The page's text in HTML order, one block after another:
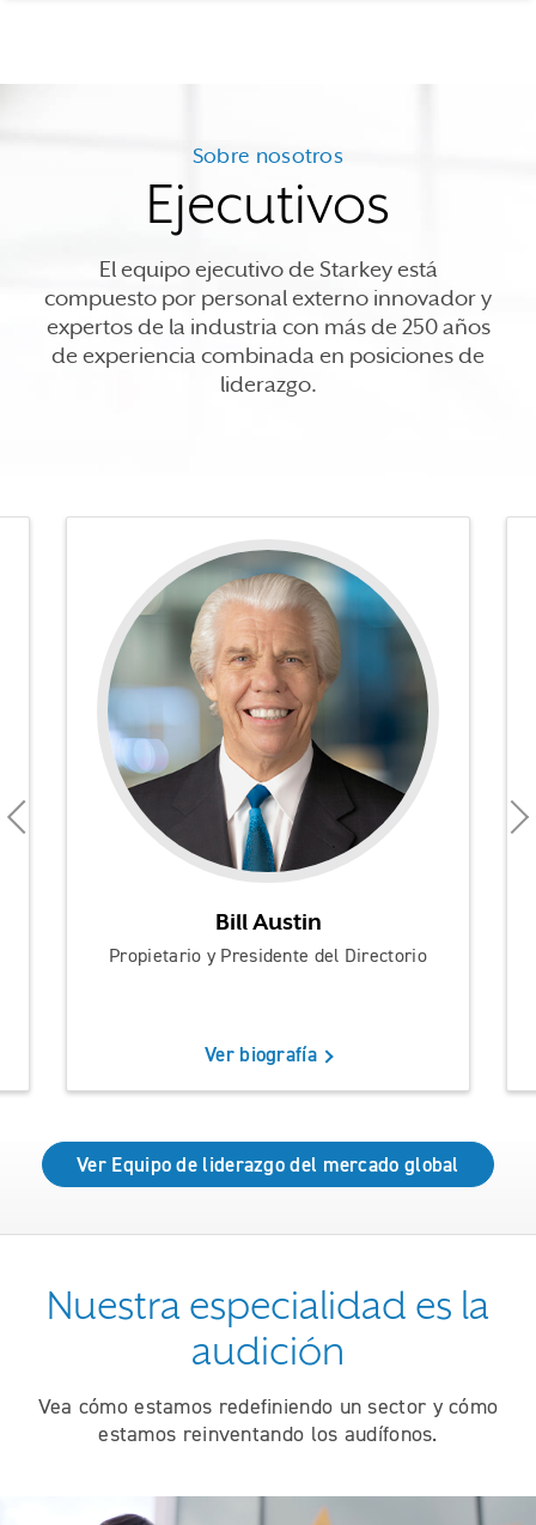
Sobre nosotros
Ejecutivos
El equipo ejecutivo de Starkey está
compuesto por personal externo innovador y
expertos de la industria con más de 250 años
de experiencia combinada en posiciones de
liderazgo.
Bill Austin
Propietario y Presidente del Directorio
Ver biografía
Ver Equipo de liderazgo del mercado global
Nuestra especialidad es la
audición
Vea cómo estamos redefiniendo un sector y cómo
estamos reinventando los audífonos.